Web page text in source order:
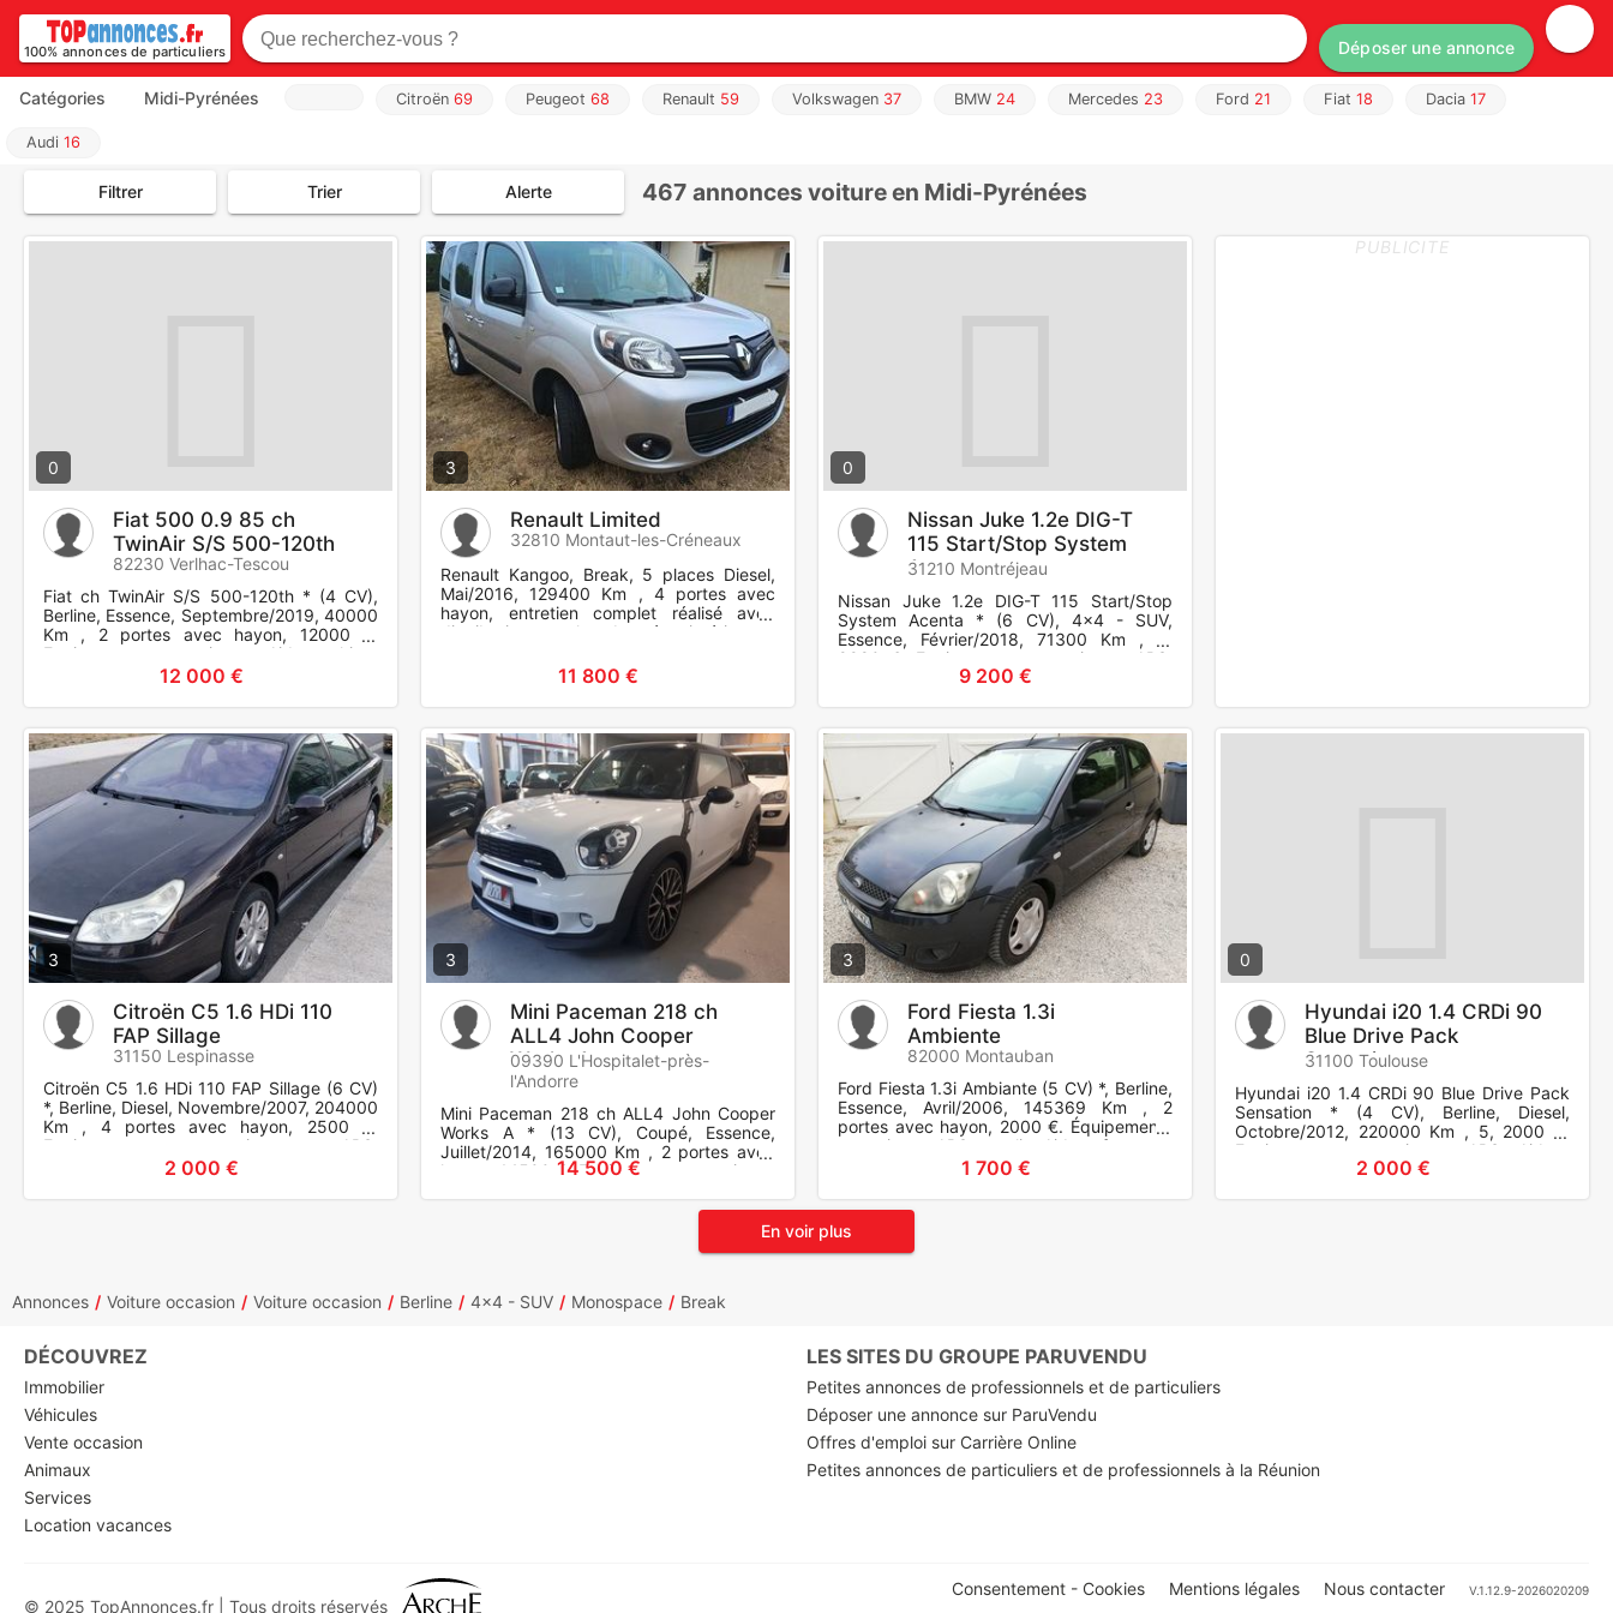
100% annonces de particuliers Déposer une annonce
Catégories Midi-Pyrénées Citroën 69 Peugeot 68 Renault 59 Volkswagen 37 BMW 24 Mercedes 23 Ford 21 Fiat 18 Dacia 17
Audi 16
Filtrer Trier Alerte 467 annonces voiture en Midi-Pyrénées
0
Fiat 500 0.9 85 ch
TwinAir S/S 500-120th
82230 Verlhac-Tescou
Fiat ch TwinAir S/S 500-120th * (4 CV),
Berline, Essence, Septembre/2019, 40000
Km , 2 portes avec hayon, 12000 €.
Equipements et options : Aide parking,
Toit verre panoramique.
12 000 €
3
Renault Limited
32810 Montaut-les-Créneaux
Renault Kangoo, Break, 5 places Diesel,
Mai/2016, 129400 Km , 4 portes avec
hayon, entretien complet réalisé avec
distribution remplace,bon état intérieur et
11 800 €
0
Nissan Juke 1.2e DIG-T
115 Start/Stop System
Acenta
31210 Montréjeau
Nissan Juke 1.2e DIG-T 115 Start/Stop
System Acenta * (6 CV), 4x4 - SUV,
Essence, Février/2018, 71300 Km , 5,
9980 €. Equipements et options : ABS,
Airbag frontaux, Airbags fronta
9 200 €
PUBLICITE
3
Citroën C5 1.6 HDi 110
FAP Sillage
31150 Lespinasse
Citroën C5 1.6 HDi 110 FAP Sillage (6 CV)
*, Berline, Diesel, Novembre/2007, 204000
Km , 4 portes avec hayon, 2500 €.
Equipements et options : ABS,
Antipatinage (ASR), Airbag fron
2 000 €
3
Mini Paceman 218 ch
ALL4 John Cooper
Works A
09390 L'Hospitalet-près-
l'Andorre
Mini Paceman 218 ch ALL4 John Cooper
Works A * (13 CV), Coupé, Essence,
Juillet/2014, 165000 Km , 2 portes avec
hayon, 14500 €. Equipements et options :
14 500 €
3
Ford Fiesta 1.3i
Ambiente
82000 Montauban
Ford Fiesta 1.3i Ambiante (5 CV) *, Berline,
Essence, Avril/2006, 145369 Km , 2
portes avec hayon, 2000 €. Équipements
et options : ABS, ve clim Airbag frontaux,
Fermeture central1 700 €
0
Hyundai i20 1.4 CRDi 90
Blue Drive Pack
Sensation
31100 Toulouse
Hyundai i20 1.4 CRDi 90 Blue Drive Pack
Sensation * (4 CV), Berline, Diesel,
Octobre/2012, 220000 Km , 5, 2000 €.
Equipements et options : ABS, Airbag
frontaux, Airbags frontaux +
2 000 €
En voir plus
Annonces Voiture occasion Voiture occasion Berline 4x4 - SUV Monospace Break
DÉCOUVREZ
Immobilier
Véhicules
Vente occasion
Animaux
Services
Location vacances
LES SITES DU GROUPE PARUVENDU
Petites annonces de professionnels et de particuliers
Déposer une annonce sur ParuVendu
Offres d'emploi sur Carrière Online
Petites annonces de particuliers et de professionnels à la Réunion
© 2025 TopAnnonces.fr | Tous droits réservés
Consentement - Cookies Mentions légales Nous contacter V.1.12.9-2026020209